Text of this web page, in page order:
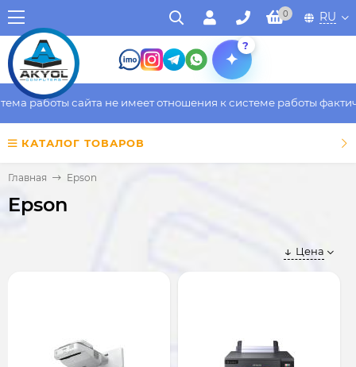
0 RU
?
сайта не имеет отношения к системе работы
КАТАЛОГ ТОВАРОВ
Главная Epson
Epson
Цена